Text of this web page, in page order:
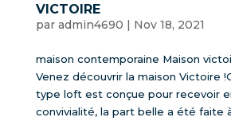
VICTOIRE
par admin4690 | Nov 18, 2021
maison contemporaine Maison
Venez découvrir la maison Victoire
type loft est conçue pour recevoir
convivialité, la part belle a été faite